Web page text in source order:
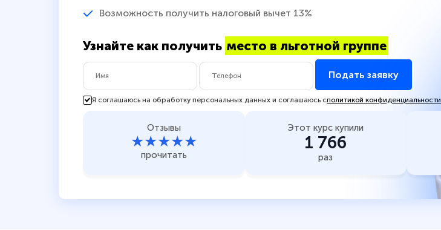
Возможность получить налоговый вычет 13%
Узнайте как получить место в льготной группе
Подать заявку
Я соглашаюсь на обработку персональных данных и соглашаюсь сполитикой конфиденциальности
Отзывы
★★★★★
прочитать
Этот курс купили
1 766
раз